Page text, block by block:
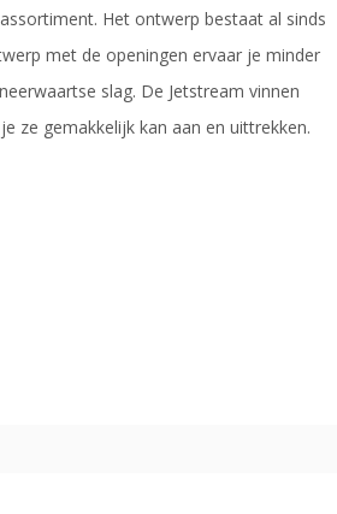
Het ontwerp bestaat al sinds
met de openingen ervaar je minder
slag. De Jetstream vinnen
ze gemakkelijk kan aan en uittrekken.